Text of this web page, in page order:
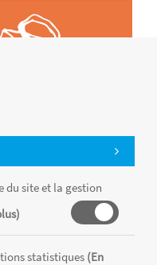
du site et la gestion
statistiques (En
des stocks disponibles de